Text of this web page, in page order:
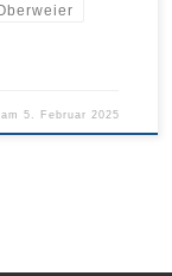
5. Februar 2025